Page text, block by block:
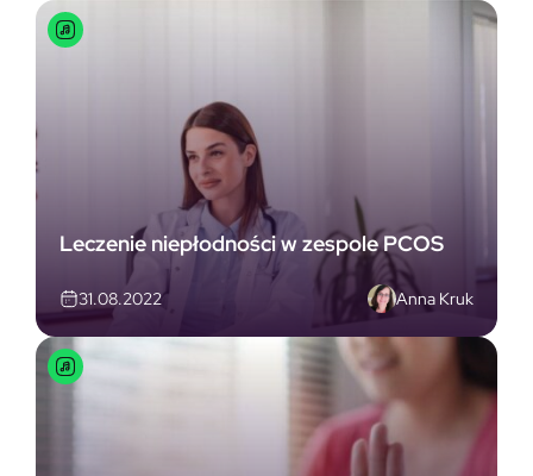
Leczenie niepłodności w zespole PCOS
31.08.2022 Anna Kruk